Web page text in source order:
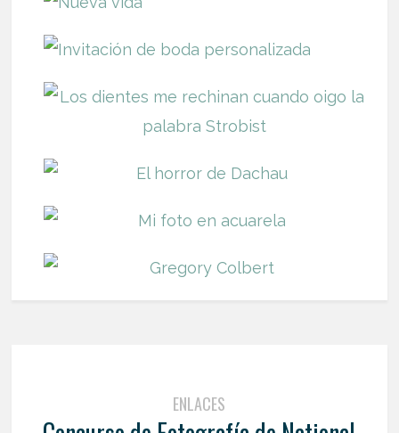
ENLACES